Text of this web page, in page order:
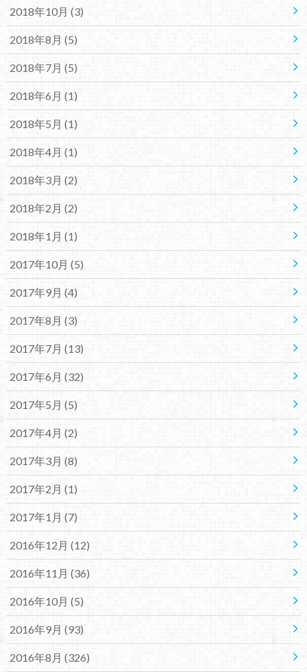
2018年10月 (3)
2018年8月 (5)
2018年7月 (5)
2018年6月 (1)
2018年5月 (1)
2018年4月 (1)
2018年3月 (2)
2018年2月 (2)
2018年1月 (1)
2017年10月 (5)
2017年9月 (4)
2017年8月 (3)
2017年7月 (13)
2017年6月 (32)
2017年5月 (5)
2017年4月 (2)
2017年3月 (8)
2017年2月 (1)
2017年1月 (7)
2016年12月 (12)
2016年11月 (36)
2016年10月 (5)
2016年9月 (93)
2016年8月 (326)